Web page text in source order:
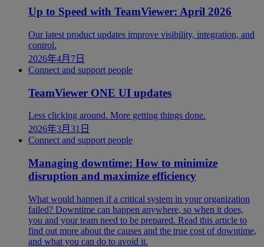
Up to Speed with TeamViewer: April 2026
Our latest product updates improve visibility, integration, and
control.
2026年4月7日
Connect and support people
TeamViewer ONE UI updates
Less clicking around. More getting things done.
2026年3月31日
Connect and support people
Managing downtime: How to minimize
disruption and maximize efficiency
What would happen if a critical system in your organization
failed? Downtime can happen anywhere, so when it does,
you and your team need to be prepared. Read this article to
find out more about the causes and the true cost of downtime,
and what you can do to avoid it.